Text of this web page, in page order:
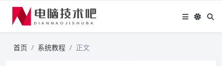
首页 系统教程 正文